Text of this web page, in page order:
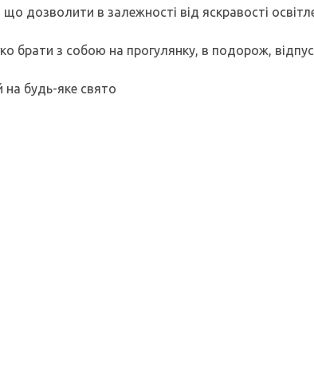
дозволити в залежності від яскравості
брати з собою на прогулянку, в подорож,
будь-яке свято